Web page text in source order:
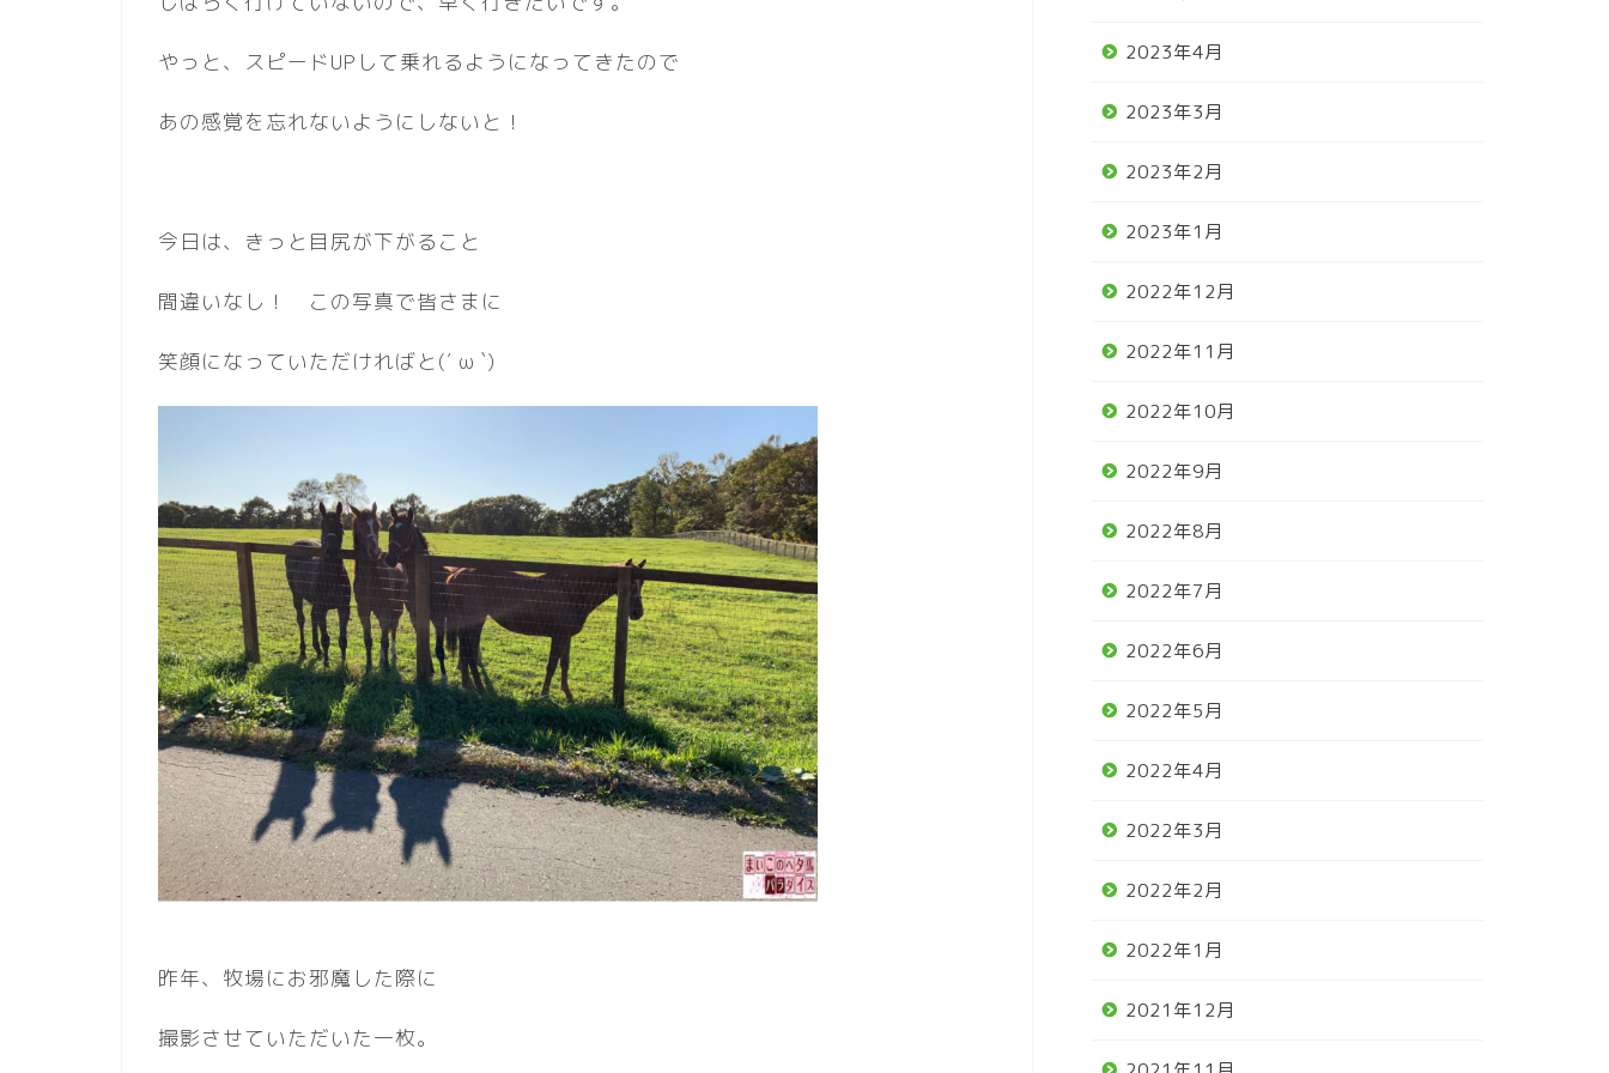
やっと、スピードUPして乗れるようになってきたので
あの感覚を忘れないようにしないと！
今日は、きっと目尻が下がること
間違いなし！ この写真で皆さまに
笑顔になっていただければと(′ ω `)
昨年、牧場にお邪魔した際に
撮影させていただいた一枚。
2023年4月
2023年3月
2023年2月
2023年1月
2022年12月
2022年11月
2022年10月
2022年9月
2022年8月
2022年7月
2022年6月
2022年5月
2022年4月
2022年3月
2022年2月
2022年1月
2021年12月